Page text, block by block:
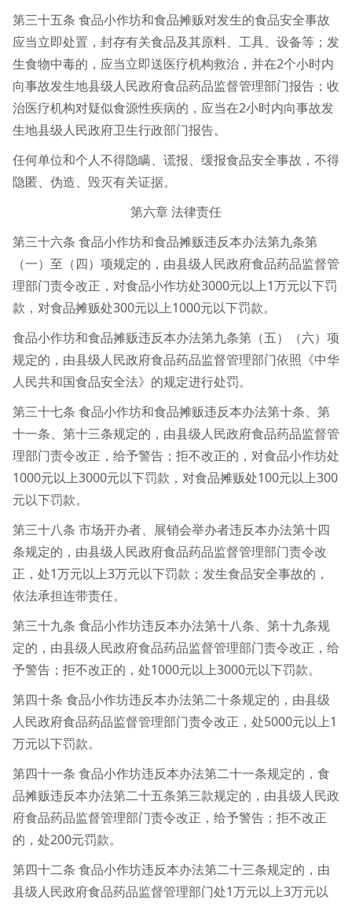
第三十五条 食品小作坊和食品摊贩对发生的食品安全事故
应当立即处置，封存有关食品及其原料、工具、设备等；发
生食物中毒的，应当立即送医疗机构救治，并在2个小时内
向事故发生地县级人民政府食品药品监督管理部门报告；收
治医疗机构对疑似食源性疾病的，应当在2小时内向事故发
生地县级人民政府卫生行政部门报告。
任何单位和个人不得隐瞒、谎报、缓报食品安全事故，不得
隐匿、伪造、毁灭有关证据。
第六章 法律责任
第三十六条 食品小作坊和食品摊贩违反本办法第九条第
（一）至（四）项规定的，由县级人民政府食品药品监督管
理部门责令改正，对食品小作坊处3000元以上1万元以下罚
款，对食品摊贩处300元以上1000元以下罚款。
食品小作坊和食品摊贩违反本办法第九条第（五）（六）项
规定的，由县级人民政府食品药品监督管理部门依照《中华
人民共和国食品安全法》的规定进行处罚。
第三十七条 食品小作坊和食品摊贩违反本办法第十条、第
十一条、第十三条规定的，由县级人民政府食品药品监督管
理部门责令改正，给予警告；拒不改正的，对食品小作坊处
1000元以上3000元以下罚款，对食品摊贩处100元以上300
元以下罚款。
第三十八条 市场开办者、展销会举办者违反本办法第十四
条规定的，由县级人民政府食品药品监督管理部门责令改
正，处1万元以上3万元以下罚款；发生食品安全事故的，
依法承担连带责任。
第三十九条 食品小作坊违反本办法第十八条、第十九条规
定的，由县级人民政府食品药品监督管理部门责令改正，给
予警告；拒不改正的，处1000元以上3000元以下罚款。
第四十条 食品小作坊违反本办法第二十条规定的，由县级
人民政府食品药品监督管理部门责令改正，处5000元以上1
万元以下罚款。
第四十一条 食品小作坊违反本办法第二十一条规定的，食
品摊贩违反本办法第二十五条第三款规定的，由县级人民政
府食品药品监督管理部门责令改正，给予警告；拒不改正
的，处200元罚款。
第四十二条 食品小作坊违反本办法第二十三条规定的，由
县级人民政府食品药品监督管理部门处1万元以上3万元以